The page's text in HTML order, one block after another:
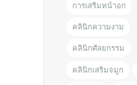
การเสริมหน้าอก
คลินิกความงาม
คลินิกศัลยกรรม
คลินิกเสริมจมูก